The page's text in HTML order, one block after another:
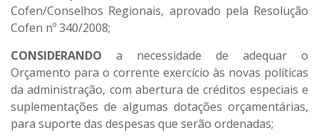
Cofen/Conselhos Regionais, aprovado pela Resolução
Cofen nº 340/2008;
CONSIDERANDO a necessidade de adequar o
Orçamento para o corrente exercício às novas políticas
da administração, com abertura de créditos especiais e
suplementações de algumas dotações orçamentárias,
para suporte das despesas que serão ordenadas;